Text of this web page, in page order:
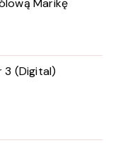
Marikę
3 (Digital)